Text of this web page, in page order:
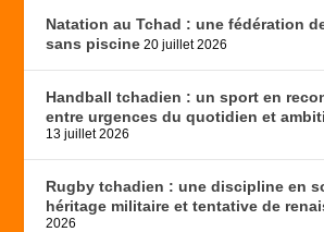
Natation au Tchad : une fédération
sans piscine 20 juillet 2026
Handball tchadien : un sport en
entre urgences du quotidien et
13 juillet 2026
Rugby tchadien : une discipline en
héritage militaire et tentative de
2026